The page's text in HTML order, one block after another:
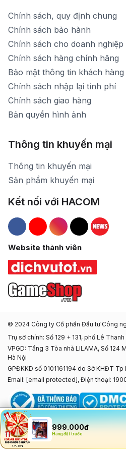
999.000đ
Hàng đặt trước
Chính sách, quy định chung
Chính sách bảo hành
Chính sách cho doanh nghiệp
Chính sách hàng chính hãng
Bảo mật thông tin khách hàng
Chính sách nhập lại tính phí
Chính sách giao hàng
Bản quyền hình ảnh
Thông tin khuyến mại
Thông tin khuyến mại
Sản phẩm khuyến mại
Kết nối với HACOM
Hacom Facebook
Hacom YouTube
Hacom Instagram
Hacom
Website thành viên
© 2024 Công ty Cổ phần Đầu tư Công
Trụ sở chính: Số 129 + 131, phố Lê
VPGD: Tầng 3 Tòa nhà LILAMA, Số 124
Hà Nội
GPĐKKD số 0101161194 do Sở KHĐT
Email: [email protected] , Điện thoại: